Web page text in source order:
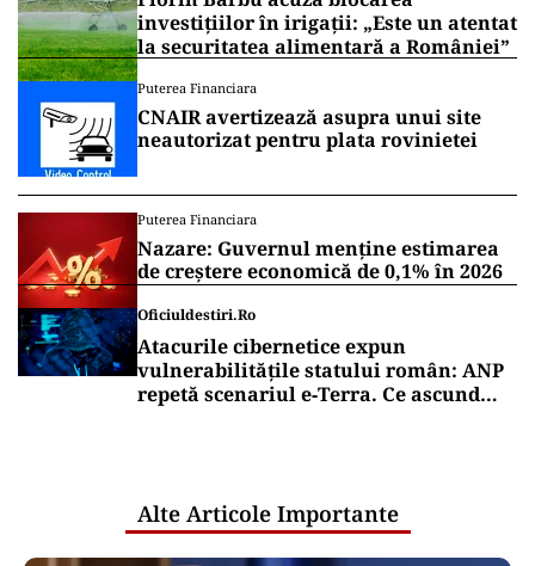
investițiilor în irigații: „Este un atentat
la securitatea alimentară a României”
Puterea Financiara
CNAIR avertizează asupra unui site
neautorizat pentru plata rovinietei
Puterea Financiara
Nazare: Guvernul menține estimarea
de creștere economică de 0,1% în 2026
Oficiuldestiri.ro
Atacurile cibernetice expun
vulnerabilitățile statului român: ANP
repetă scenariul e‑Terra. Ce ascund
Alte Articole Importante